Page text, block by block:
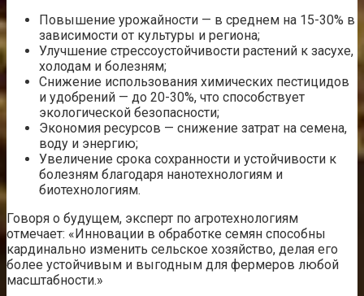
Повышение урожайности — в среднем на 15-30% в
зависимости от культуры и региона;
Улучшение стрессоустойчивости растений к засухе,
холодам и болезням;
Снижение использования химических пестицидов
и удобрений — до 20-30%, что способствует
экологической безопасности;
Экономия ресурсов — снижение затрат на семена,
воду и энергию;
Увеличение срока сохранности и устойчивости к
болезням благодаря нанотехнологиям и
биотехнологиям.
Говоря о будущем, эксперт по агротехнологиям
отмечает: «Инновации в обработке семян способны
кардинально изменить сельское хозяйство, делая его
более устойчивым и выгодным для фермеров любой
масштабности.»